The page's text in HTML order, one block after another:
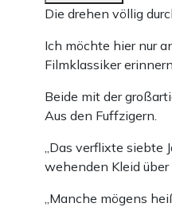
Die drehen völlig
Ich möchte hier nur
Filmklassiker erinnern.
Beide mit der
Aus den Fuffzigern.
„Das verflixte siebte
wehenden Kleid
„Manche mögens